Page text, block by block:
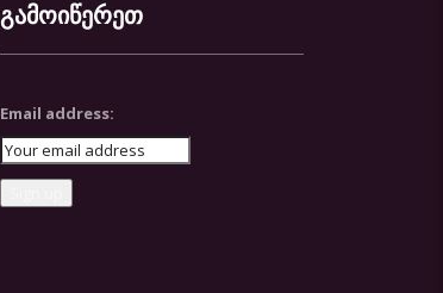
გამოიწერეთ
Email address: